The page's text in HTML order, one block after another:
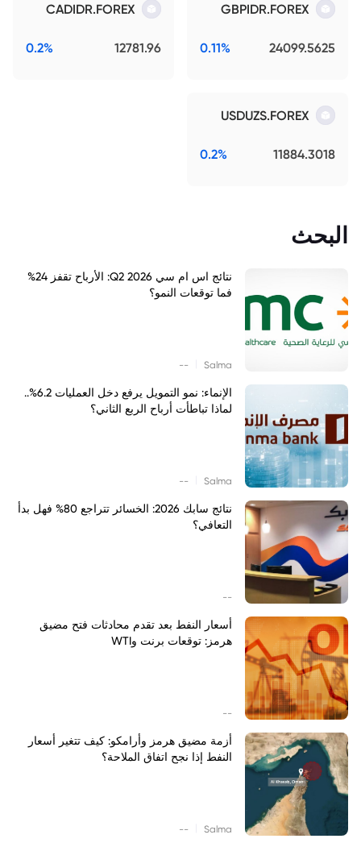
GBPIDR.FOREX
24099.5625
0.11%
CADIDR.FOREX
12781.96
0.2%
USDUZS.FOREX
11884.3018
0.2%
البحث
نتائج اس ام سي Q2 2026: الأرباح تقفز 24%
فما توقعات النمو؟
Salma
--
الإنماء: نمو التمويل يرفع دخل العمليات 6.2%..
لماذا تباطأت أرباح الربع الثاني؟
Salma
--
نتائج سابك 2026: الخسائر تتراجع 80% فهل بدأ
التعافي؟
--
أسعار النفط بعد تقدم محادثات فتح مضيق
هرمز: توقعات برنت وWTI
--
أزمة مضيق هرمز وأرامكو: كيف تتغير أسعار
النفط إذا نجح اتفاق الملاحة؟
Salma
--